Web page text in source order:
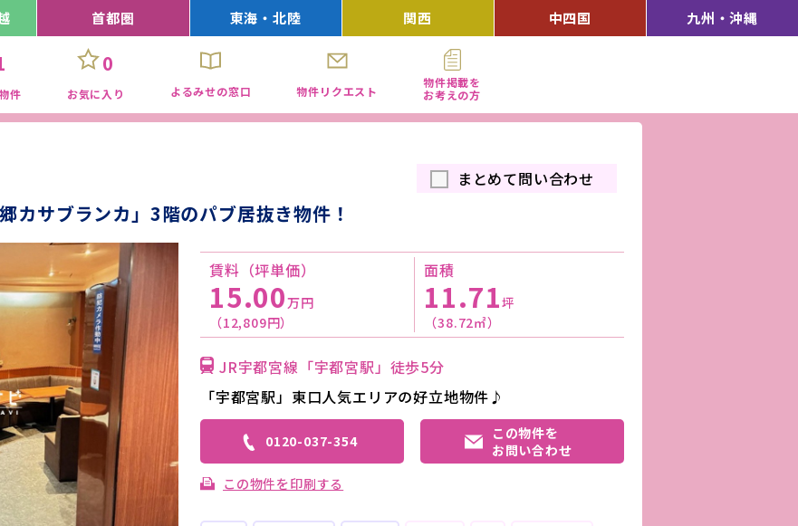
首都圏 東海・北陸 関西 中四国 九州・沖縄
件
0
お気に入り よるみせの窓口 物件リクエスト
物件掲載を
お考えの方
まとめて問い合わせ
カサブランカ」3階のパブ居抜き物件！
賃料（坪単価）
15.00万円
（12,809円）
面積
11.71坪
（38.72㎡）
JR宇都宮線「宇都宮駅」徒歩5分
「宇都宮駅」東口人気エリアの好立地物件♪
0120-037-354
この物件を
お問い合わせ
この物件を印刷する